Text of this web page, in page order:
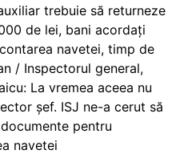
trebuie să returneze
de lei, bani acordați
navetei, timp de
/ Inspectorul general,
La vremea aceea nu
șef. ISJ ne-a cerut să
pentru
navetei